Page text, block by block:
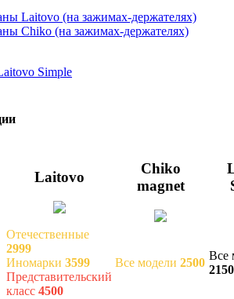
Laitovo (на зажимах-держателях)
Chiko (на зажимах-держателях)
Simple
Laitovo
Chiko
magnet
Отечественные
2999
Иномарки 3599
Представительский
класс 4500
Все модели 2500
Все
2150